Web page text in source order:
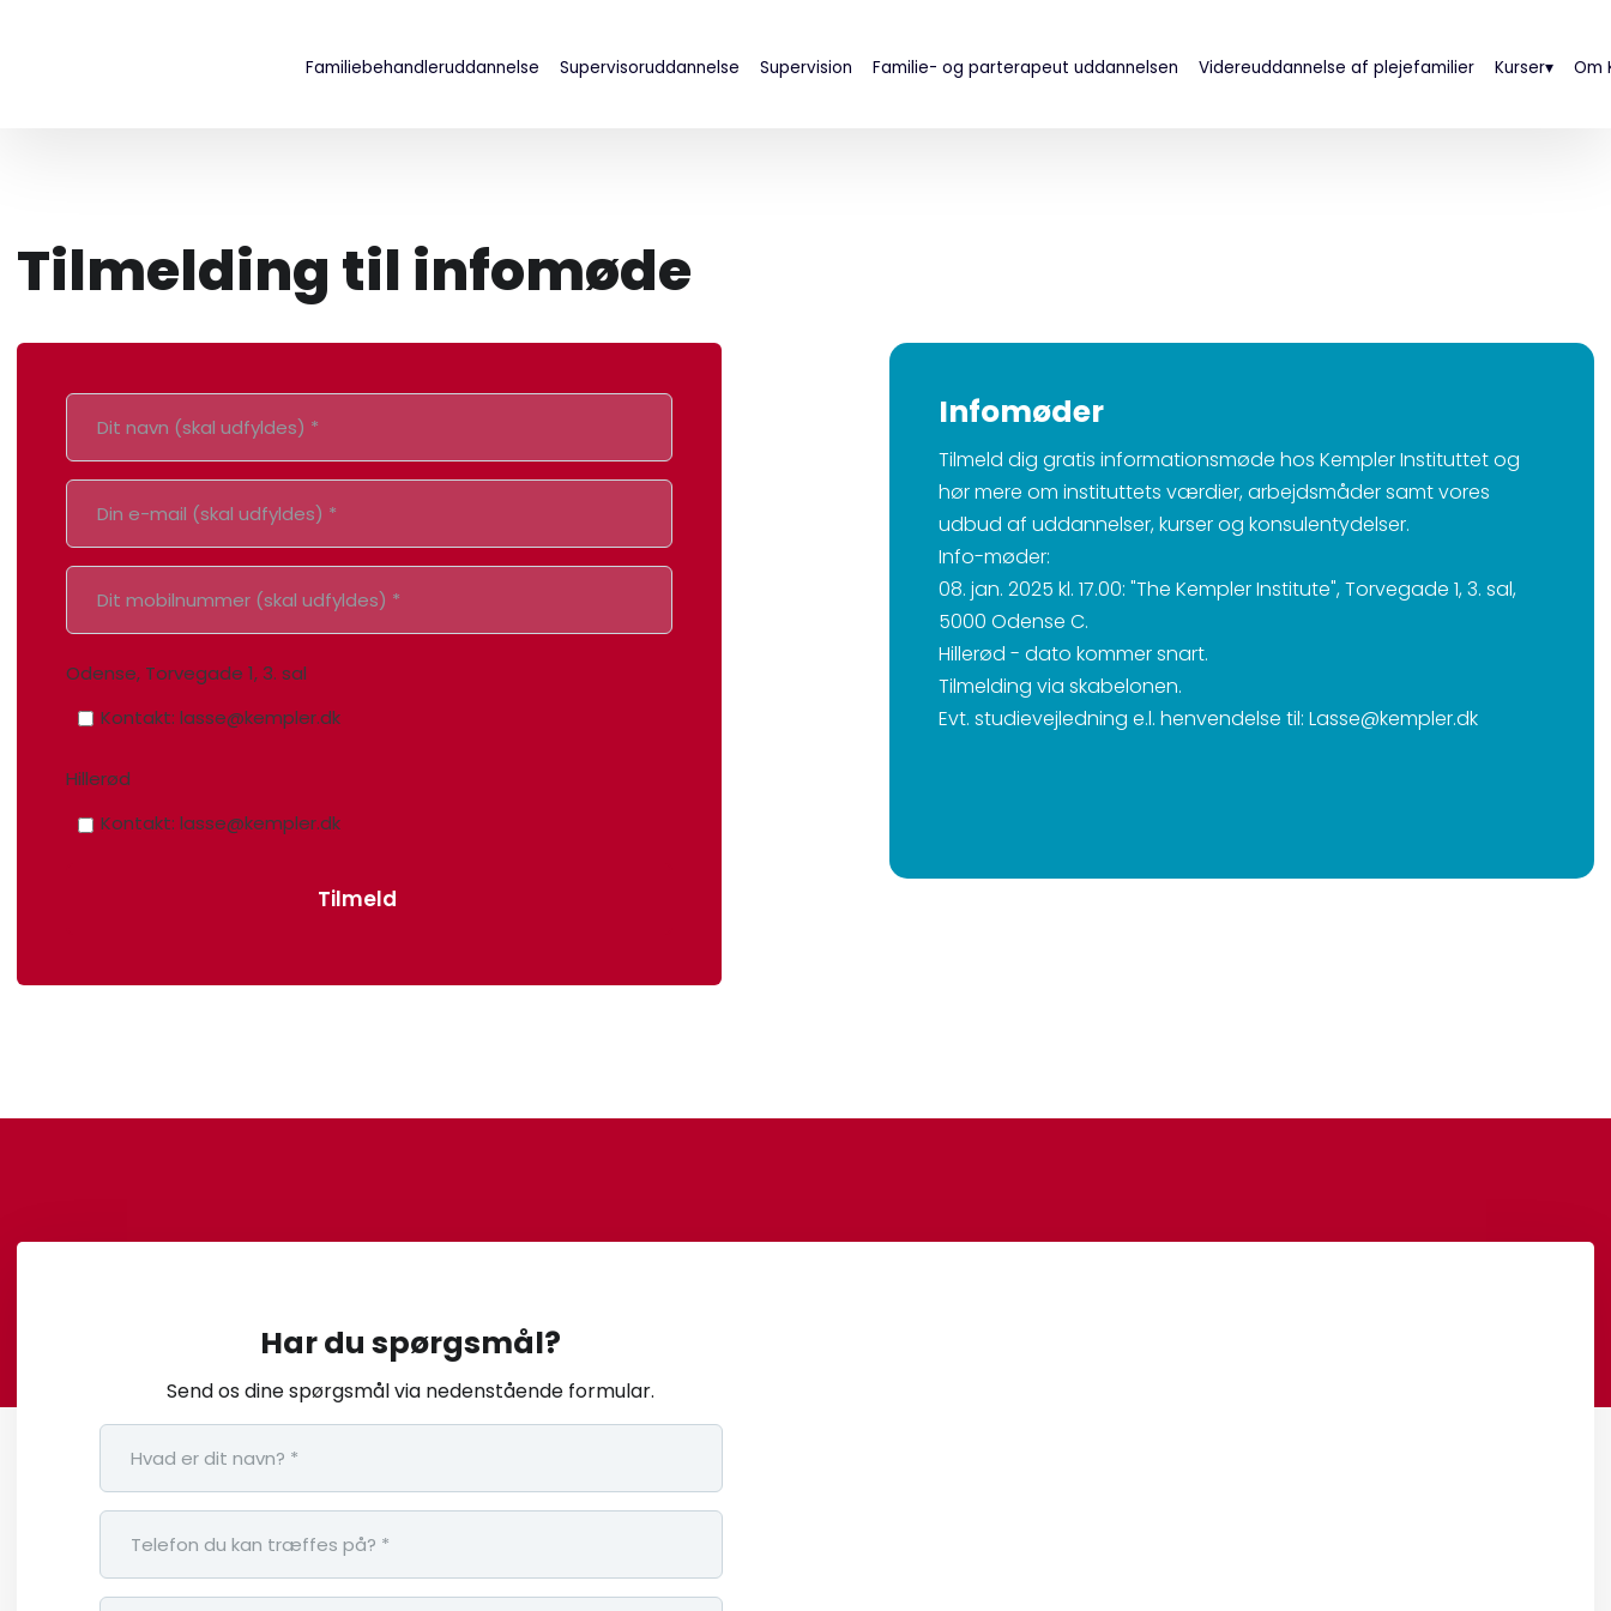
Familiebehandleruddannelse Supervisoruddannelse Supervision Familie- og parterapeut uddannelsen Videreuddannelse af plejefamilier Kurser▾ Om
​Tilmelding til infomøde
Odense, Torvegade 1, 3. sal
Kontakt: lasse@kempler.dk
Hillerød
Kontakt: lasse@kempler.dk
Infomøder
Tilmeld dig gratis informationsmøde hos Kempler Instituttet og
hør mere om instituttets værdier, arbejdsmåder samt vores
udbud af uddannelser, kurser og konsulentydelser.
Info-møder:
08. jan. 2025 kl. 17.00: "The Kempler Institute", Torvegade 1, 3. sal,
5000 Odense C.
Hillerød - dato kommer snart.
Tilmelding via skabelonen.
Evt. studievejledning e.l. henvendelse til: Lasse@kempler.dk
Har du spørgsmål?
Send os dine spørgsmål via nedenstående formular.​